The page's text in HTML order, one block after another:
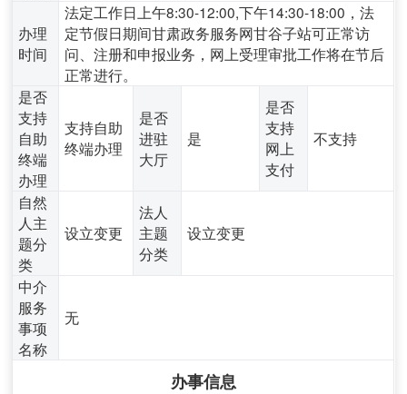
办理
时间
法定工作日上午8:30-12:00,下午14:30-18:00，法
定节假日期间甘肃政务服务网甘谷子站可正常访
问、注册和申报业务，网上受理审批工作将在节后
正常进行。
是否
支持
自助
终端
办理
支持自助
终端办理
是否
进驻
大厅
是
是否
支持
网上
支付
不支持
自然
人主
题分
类
设立变更
法人
主题
分类
设立变更
中介
服务
事项
名称
无
办事信息